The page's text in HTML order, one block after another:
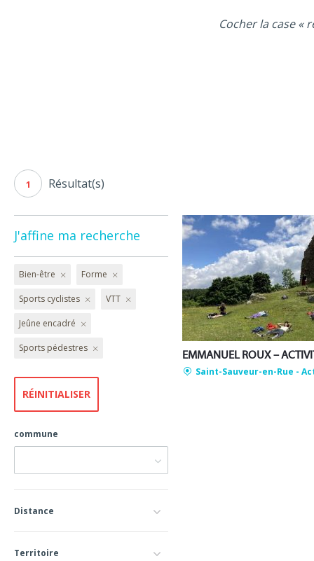
Cocher la case «
1 Résultat(s)
J'affine ma recherche
Bien-être Forme
Sports cyclistes VTT
Jeûne encadré
Sports pédestres
commune
Distance
Territoire
Saint-Sauveur-en-Rue -